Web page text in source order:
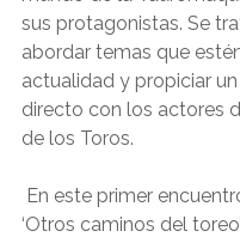
sus protagonistas. Se
abordar temas que
actualidad y propiciar
directo con los actores
de los Toros.
‘Otros caminos del